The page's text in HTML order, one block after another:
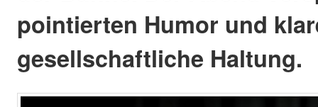
pointierten Humor und
gesellschaftliche Haltung.